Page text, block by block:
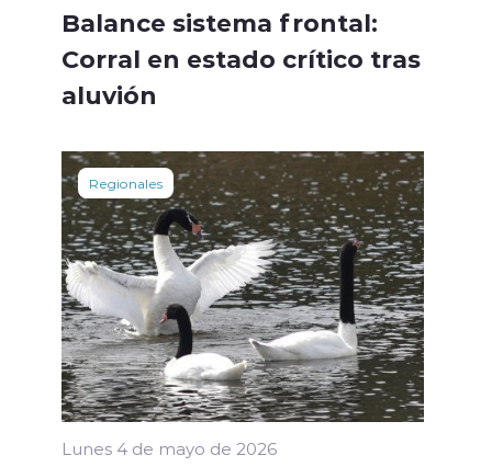
Balance sistema frontal:
Corral en estado crítico tras
aluvión
Regionales
Lunes 4 de mayo de 2026